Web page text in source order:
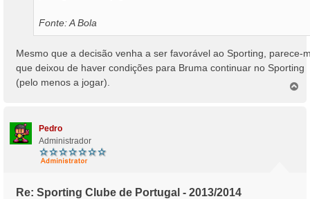
Fonte: A Bola
Mesmo que a decisão venha a ser favorável ao Sporting, parece-
que deixou de haver condições para Bruma continuar no Sporting
(pelo menos a jogar).
Pedro
Administrador
Re: Sporting Clube de Portugal - 2013/2014